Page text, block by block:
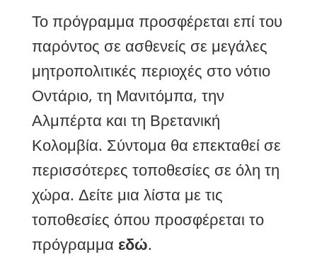
Το πρόγραμμα προσφέρεται επί του
παρόντος σε ασθενείς σε μεγάλες
μητροπολιτικές περιοχές στο νότιο
Οντάριο, τη Μανιτόμπα, την
Αλμπέρτα και τη Βρετανική
Κολομβία. Σύντομα θα επεκταθεί σε
περισσότερες τοποθεσίες σε όλη τη
χώρα. Δείτε μια λίστα με τις
τοποθεσίες όπου προσφέρεται το
πρόγραμμα εδώ.